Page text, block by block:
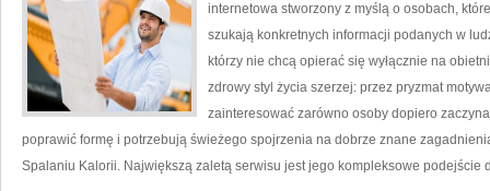
internetowa stworzony z myślą o osobach,
szukają konkretnych informacji podanych w
którzy nie chcą opierać się wyłącznie na
zdrowy styl życia szerzej: przez pryzmat
zainteresować zarówno osoby dopiero
poprawić formę i potrzebują świeżego spojrzenia na dobrze znane
Spalaniu Kalorii. Największą zaletą serwisu jest jego kompleksowe podejście